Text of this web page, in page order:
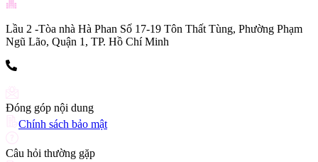
Lầu 2 -Tòa nhà Hà Phan Số 17-19 Tôn Thất Tùng, Phường Phạm
Ngũ Lão, Quận 1, TP. Hồ Chí Minh
Đóng góp nội dung
Chính sách bảo mật
Câu hỏi thường gặp